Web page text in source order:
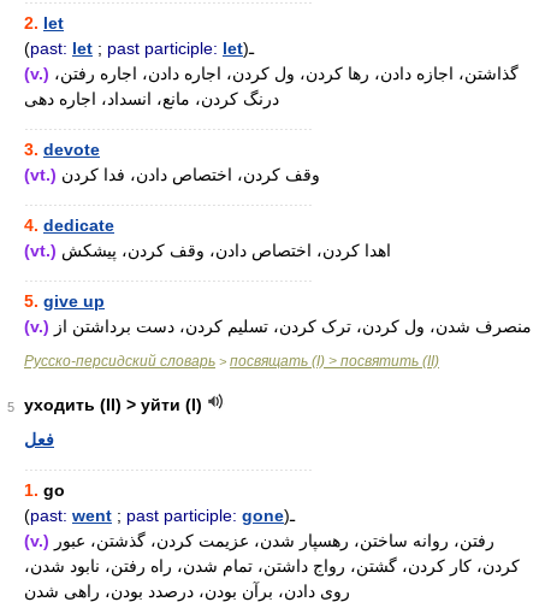
2. let
(past: let ; past participle: let )ـ
(v.)
درنگ کردن، مانع، انسداد، اجاره دهی
3. devote
(vt.) وقف کردن، اختصاص دادن، فدا کردن
4. dedicate
(vt.) اهدا کردن، اختصاص دادن، وقف کردن، پیشکش
5. give up
(v.) منصرف شدن، ول کردن، ترک کردن، تسلیم کردن، دست برداشتن از
Русско-персидский словарь > посвящать (I) > посвятить (II)
5
уходить (II) > уйти (I)
فعل
1. go
(past: went ; past participle: gone )ـ
(v.)
کردن، کار کردن، گشتن، رواج داشتن، تمام شدن، راه رفتن، نابود شدن،
روی دادن، برآن بودن، درصدد بودن، راهی شدن